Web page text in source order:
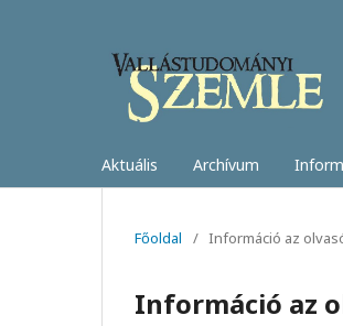
Aktuális Archívum
Főoldal / Információ az
Információ az